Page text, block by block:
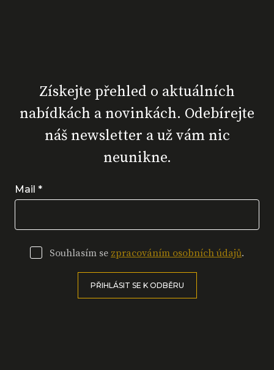
Získejte přehled o aktuálních
nabídkách a novinkách. Odebírejte
náš newsletter a už vám nic
neunikne.
Mail *
Souhlasím se zpracováním osobních údajů.
PŘIHLÁSIT SE K ODBĚRU